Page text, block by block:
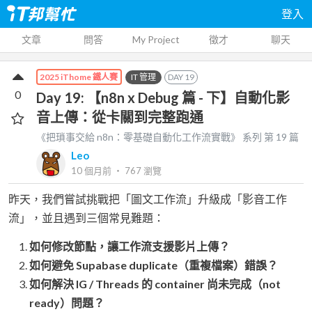
登入
文章 問答 My Project 徵才 聊天
2025 iThome 鐵人賽 IT 管理 DAY 19
Day 19: 【n8n x Debug 篇 - 下】自動化影
音上傳：從卡關到完整跑通
《把瑣事交給 n8n：零基礎自動化工作流實戰》 系列 第 19 篇
Leo
10 個月前 ‧ 767瀏覽
0
昨天，我們嘗試挑戰把「圖文工作流」升級成「影音工作
流」，並且遇到三個常見難題：
如何修改節點，讓工作流支援影片上傳？
如何避免 Supabase duplicate（重複檔案）錯誤？
如何解決 IG / Threads 的 container 尚未完成（not
ready）問題？